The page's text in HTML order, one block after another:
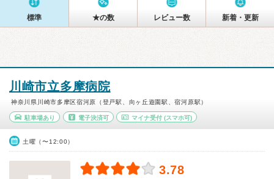
標準 ★の数 レビュー数 新着・更新
川崎市立多摩病院
神奈川県川崎市多摩区宿河原（登戸駅、向ヶ丘遊園駅、宿河原駅）
駐車場あり 電子決済可 マイナ受付 (スマホ可)
土曜（〜12:00）
3.78